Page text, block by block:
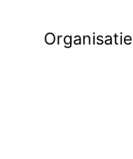
Organisatie